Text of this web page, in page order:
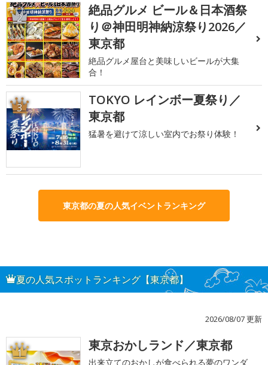
2
絶品グルメ ビール＆日本酒祭
り＠神田明神納涼祭り2026／
東京都
絶品グルメ屋台と美味しいビールが大集
合！
3
TOKYO レインボー夏祭り／
東京都
猛暑を避けて涼しい室内でお祭り体験！
東京都の夏の人気イベントランキング
夏の人気スポットランキング【東京都】
2026/08/07 更新
1 東京おかしランド／東京都
出来立てのおかしが食べられる夢のワンダ